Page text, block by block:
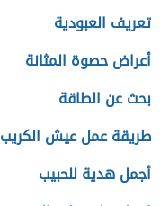
تعريف العبودية
أعراض حصوة المثانة
بحث عن الطاقة
طريقة عمل عيش الكريب
أجمل هدية للحبيب